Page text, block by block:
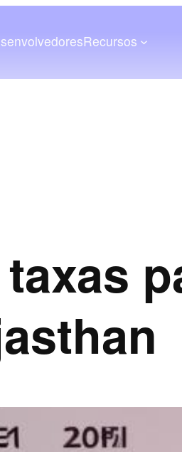
Recursos